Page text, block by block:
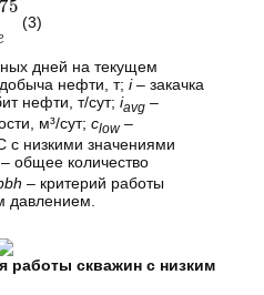
0,(3)
дней на текущем
нефти, т;i– закачка
нефти, т/сут;iavg –
м³/сут;сlow–
с низкими значениями
– общее количество
– критерий работы
давлением.
работы скважин с низким